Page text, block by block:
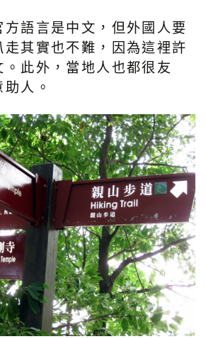
語言是中文，但外國人要
其實也不難，因為這裡許
此外，當地人也都很友
人。